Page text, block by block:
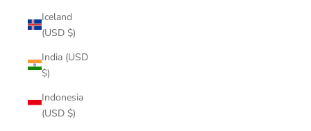
Iceland
(USD $)
India (USD
$)
Indonesia
(USD $)